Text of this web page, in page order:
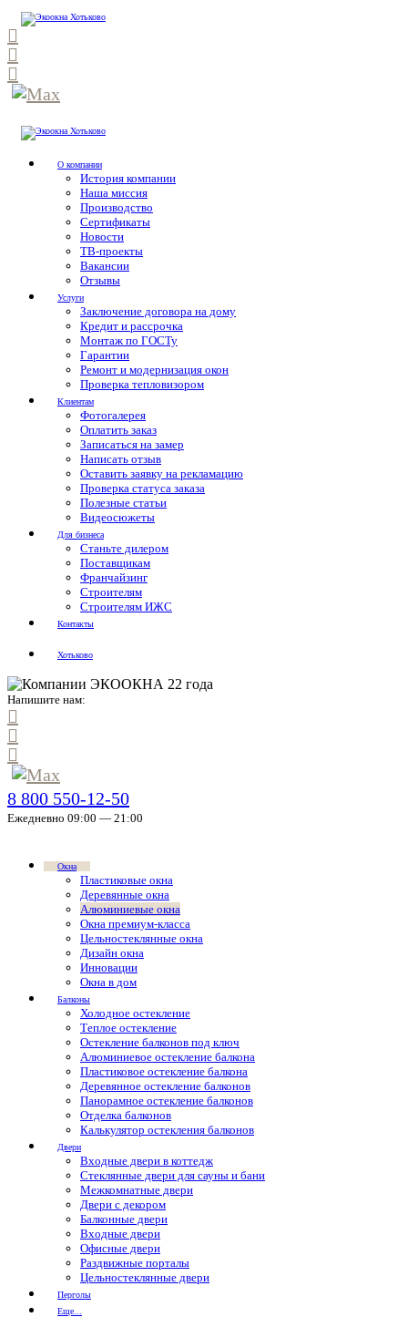
О компании
История компании
Наша миссия
Производство
Сертификаты
Новости
ТВ-проекты
Вакансии
Отзывы
Услуги
Заключение договора на дому
Кредит и рассрочка
Монтаж по ГОСТу
Гарантии
Ремонт и модернизация окон
Проверка тепловизором
Клиентам
Фотогалерея
Оплатить заказ
Записаться на замер
Написать отзыв
Оставить заявку на рекламацию
Проверка статуса заказа
Полезные статьи
Видеосюжеты
Для бизнеса
Станьте дилером
Поставщикам
Франчайзинг
Строителям
Строителям ИЖС
Контакты
Хотьково
Напишите нам:
8 800 550-12-50
Ежедневно 09:00 — 21:00
Окна
Пластиковые окна
Деревянные окна
Алюминиевые окна
Окна премиум-класса
Цельностеклянные окна
Дизайн окна
Инновации
Окна в дом
Балконы
Холодное остекление
Теплое остекление
Остекление балконов под ключ
Алюминиевое остекление балкона
Пластиковое остекление балкона
Деревянное остекление балконов
Панорамное остекление балконов
Отделка балконов
Калькулятор остекления балконов
Двери
Входные двери в коттедж
Стеклянные двери для сауны и бани
Межкомнатные двери
Двери с декором
Балконные двери
Входные двери
Офисные двери
Раздвижные порталы
Цельностеклянные двери
Перголы
Еще...